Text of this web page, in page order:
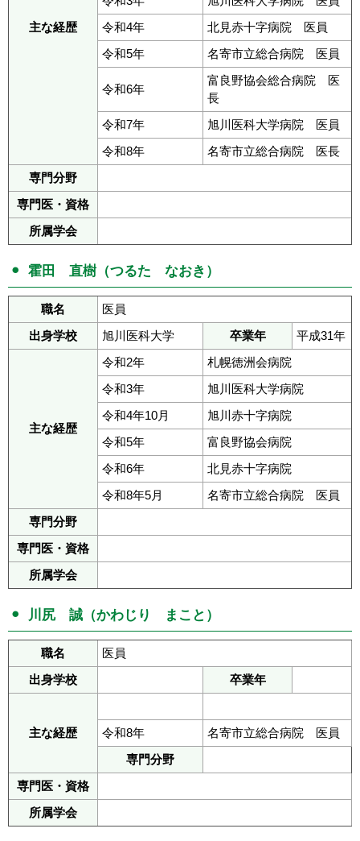
主な経歴
令和4年
北見赤十字病院 医員
令和5年
名寄市立総合病院 医員
令和6年
富良野協会総合病院 医
長
令和7年
旭川医科大学病院 医員
令和8年
名寄市立総合病院 医長
専門分野
専門医・資格
所属学会
霍田 直樹（つるた なおき）
職名
医員
出身学校
旭川医科大学 卒業年 平成31年
主な経歴
令和2年
札幌徳洲会病院
令和3年
旭川医科大学病院
令和4年10月
旭川赤十字病院
令和5年
富良野協会病院
令和6年
北見赤十字病院
令和8年5月
名寄市立総合病院 医員
専門分野
専門医・資格
所属学会
川尻 誠（かわじり まこと）
職名
医員
出身学校
卒業年
主な経歴 令和8年
名寄市立総合病院 医員
専門分野
専門医・資格
所属学会